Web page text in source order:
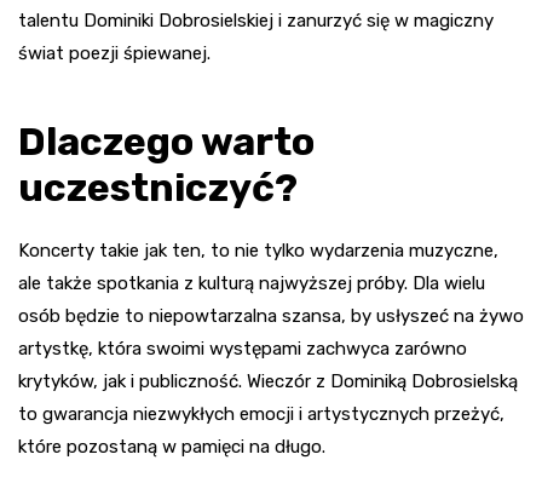
talentu Dominiki Dobrosielskiej i zanurzyć się w magiczny
świat poezji śpiewanej.
Dlaczego warto
uczestniczyć?
Koncerty takie jak ten, to nie tylko wydarzenia muzyczne,
ale także spotkania z kulturą najwyższej próby. Dla wielu
osób będzie to niepowtarzalna szansa, by usłyszeć na żywo
artystkę, która swoimi występami zachwyca zarówno
krytyków, jak i publiczność. Wieczór z Dominiką Dobrosielską
to gwarancja niezwykłych emocji i artystycznych przeżyć,
które pozostaną w pamięci na długo.